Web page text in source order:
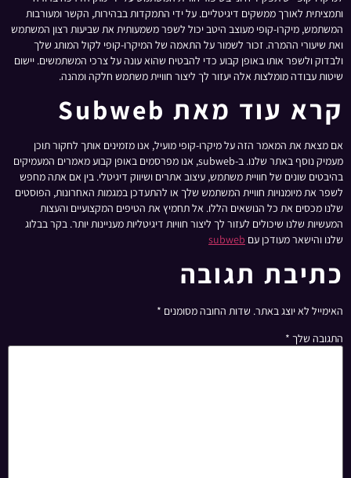
ותמציתית לאורך ממשקים דיגיטליים. על ידי התמקדות בבהירות, הקשר ומעורבות
המשתמש, מיקרו-קופי מעוצב היטב יכול לשפר משמעותית את שביעות רצון המשתמש
ואת שיעורי ההמרה. זכור לשמור על התאמה של המיקרו-קופי לקול המותג שלך
ולבדוק ולשפר אותו באופן קבוע כדי להבטיח שהוא עונה על צרכי המשתמשים. יישום
שיטות עבודה מומלצות אלה יעזור לך ליצור חוויית משתמש חלקה ומהנה.
קרא עוד מאת Subweb
אם מצאת את המאמר הזה על מיקרו-קופי מועיל, אנו מזמינים אותך לחקור תוכן
מעמיק נוסף באתר שלנו. ב-subweb, אנו מפרסמים באופן קבוע מאמרים המעמיקים
בהיבטים שונים של חוויית משתמש, עיצוב אתרים ושיווק דיגיטלי. בין אם אתה מחפש
לשפר את מיומנויות חוויית המשתמש שלך או להתעדכן במגמות האחרונות, הפוסטים
שלנו מכסים את כל הנושאים הללו. אל תחמיץ את הטיפים המקצועיים והעצות
המעשיות שלנו שיכולים לעזור לך ליצור חוויות דיגיטליות מעניינות יותר. בקר בבלוג
שלנו והישאר מעודכן עם subweb
כתיבת תגובה
האימייל לא יוצג באתר. שדות החובה מסומנים *
התגובה שלך *